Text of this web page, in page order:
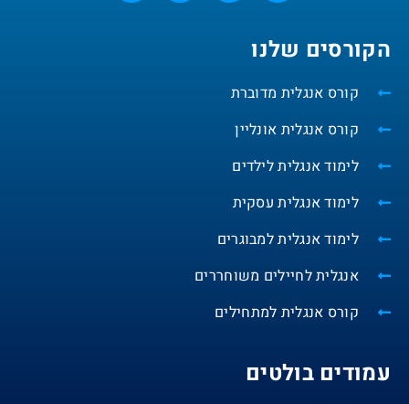
הקורסים שלנו
קורס אנגלית מדוברת
קורס אנגלית אונליין
לימוד אנגלית לילדים
לימוד אנגלית עסקית
לימוד אנגלית למבוגרים
אנגלית לחיילים משוחררים
קורס אנגלית למתחילים
עמודים בולטים